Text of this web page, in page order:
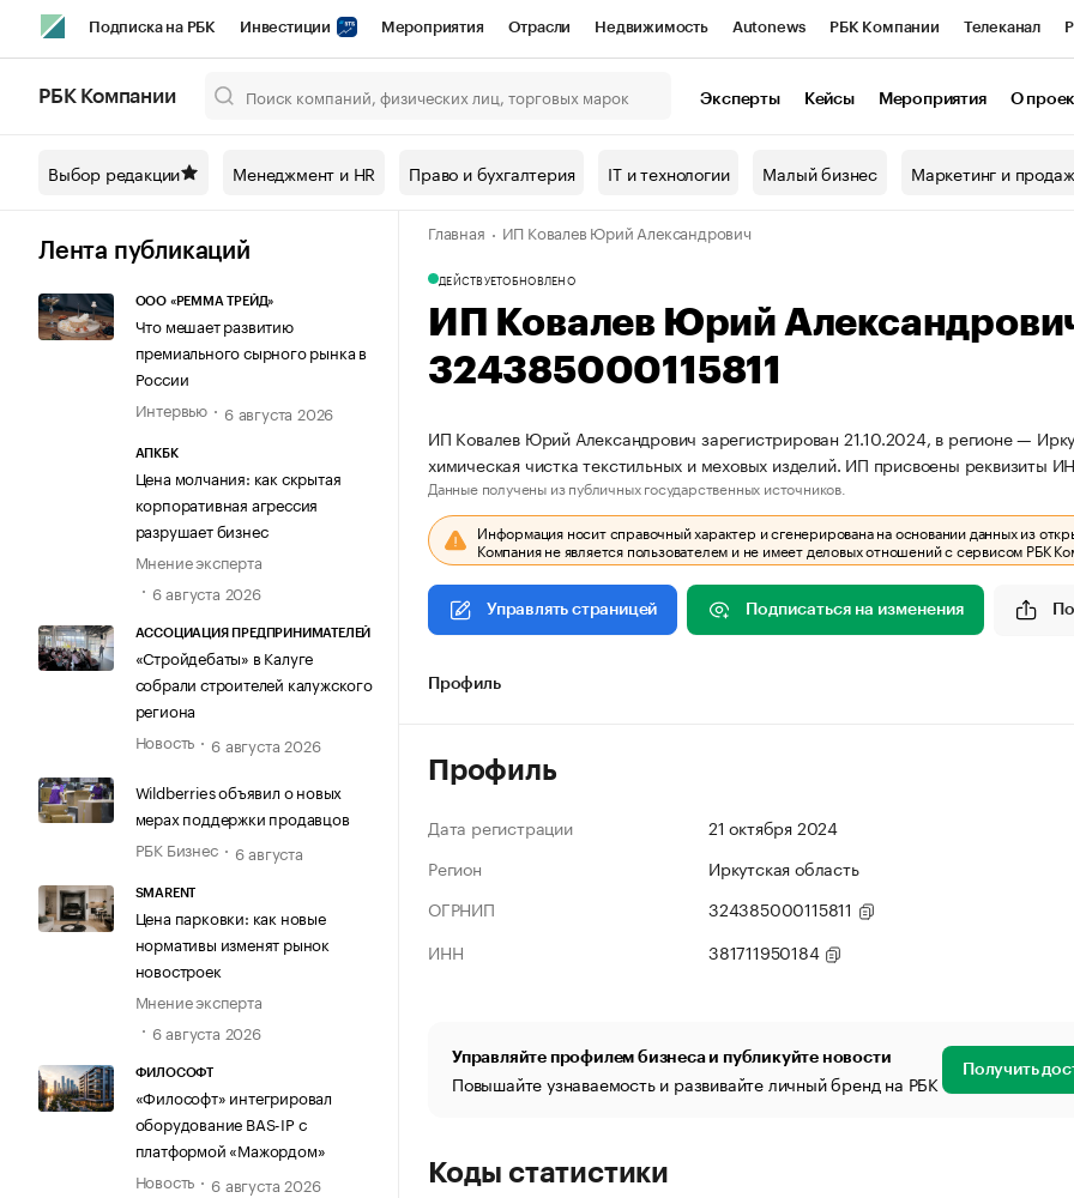
Подписка на РБК Инвестиции Мероприятия Отрасли Недвижимость Autonews РБК Компании Телеканал
Спецпроекты СПб Конференции СПб Спецпроекты Проверка контрагентов
Технологии и медиа Рынок наличной валюты
РБК Компании Эксперты Кейсы Мероприятия О
Выбор редакции Менеджмент и HR Право и бухгалтерия IT и технологии Малый бизнес Маркетинг и
Лента публикаций
ООО «РЕММА ТРЕЙД»
Что мешает развитию
премиального сырного рынка в
России
Интервью
6 августа 2026
АПКБК
Цена молчания: как скрытая
корпоративная агрессия
разрушает бизнес
Мнение эксперта
6 августа 2026
АССОЦИАЦИЯ ПРЕДПРИНИМАТЕЛЕЙ
«Стройдебаты» в Калуге
собрали строителей калужского
региона
Новость
6 августа 2026
Wildberries объявил о новых
мерах поддержки продавцов
РБК Бизнес
6 августа
SMARENT
Цена парковки: как новые
нормативы изменят рынок
новостроек
Мнение эксперта
6 августа 2026
ФИЛОСОФТ
«Философт» интегрировал
оборудование BAS-IP с
платформой «Мажордом»
Новость
6 августа 2026
Главная ИП Ковалев Юрий Александрович
ДЕЙСТВУЕТОБНОВЛЕНО
ИП Ковалев Юрий
324385000115811
ИП Ковалев Юрий Александрович зарегистрирован 21.10.2024, в регионе —
химическая чистка текстильных и меховых изделий. ИП присвоены реквизиты
Данные получены из публичных государственных источников.
Информация носит справочный характер и сгенерирована на основании данных из
Компания не является пользователем и не имеет деловых отношений с сервисом РБК
Управлять страницей Подписаться на изменения
Профиль
Профиль
Дата регистрации
21 октября 2024
Регион
Иркутская область
ОГРНИП
324385000115811
ИНН
381711950184
Управляйте профилем бизнеса и публикуйте новости
Повышайте узнаваемость и развивайте личный бренд на РБК Получить
Коды статистики